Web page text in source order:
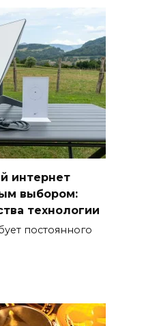
интернет
выбором:
технологии
постоянного